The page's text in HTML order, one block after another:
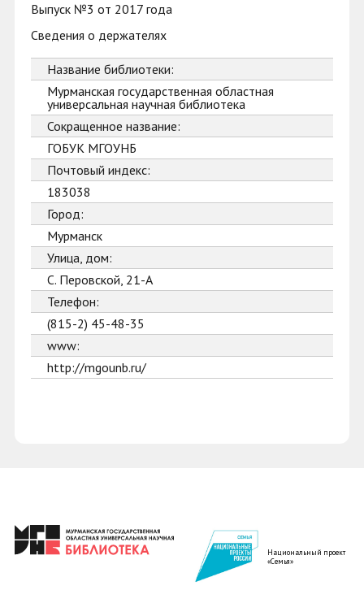
Выпуск №3 от 2017 года
Сведения о держателях
Название библиотеки:
Мурманская государственная областная
универсальная научная библиотека
Сокращенное название:
ГОБУК МГОУНБ
Почтовый индекс:
183038
Город:
Мурманск
Улица, дом:
С. Перовской, 21-А
Телефон:
(815-2) 45-48-35
www:
http://mgounb.ru/
Национальный проект
«Семья»